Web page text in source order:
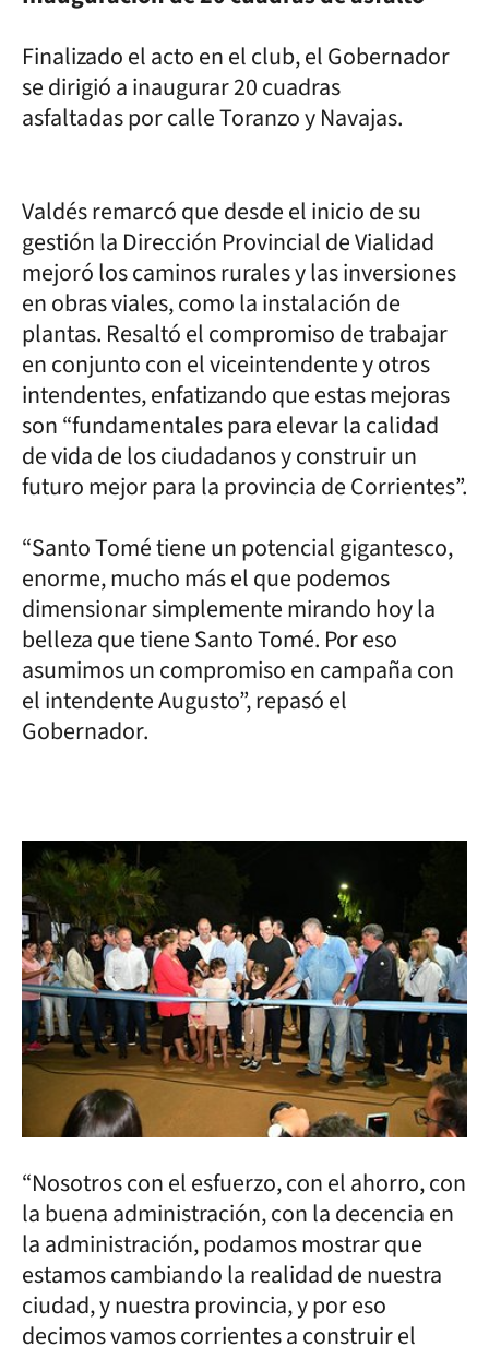
Finalizado el acto en el club, el Gobernador
se dirigió a inaugurar 20 cuadras
asfaltadas por calle Toranzo y Navajas.
Valdés remarcó que desde el inicio de su
gestión la Dirección Provincial de Vialidad
mejoró los caminos rurales y las inversiones
en obras viales, como la instalación de
plantas. Resaltó el compromiso de trabajar
en conjunto con el viceintendente y otros
intendentes, enfatizando que estas mejoras
son “fundamentales para elevar la calidad
de vida de los ciudadanos y construir un
futuro mejor para la provincia de Corrientes”.
“Santo Tomé tiene un potencial gigantesco,
enorme, mucho más el que podemos
dimensionar simplemente mirando hoy la
belleza que tiene Santo Tomé. Por eso
asumimos un compromiso en campaña con
el intendente Augusto”, repasó el
Gobernador.
“Nosotros con el esfuerzo, con el ahorro, con
la buena administración, con la decencia en
la administración, podamos mostrar que
estamos cambiando la realidad de nuestra
ciudad, y nuestra provincia, y por eso
decimos vamos corrientes a construir el